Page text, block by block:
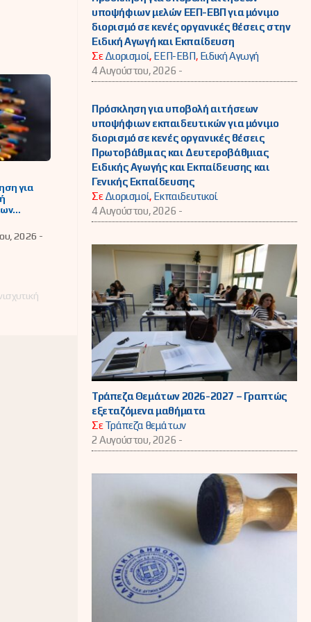
για
μονάδων
2026 -
υποψήφιων μελών ΕΕΠ-ΕΒΠ για μόνιμο
διορισμό σε κενές οργανικές θέσεις στην
Ειδική Αγωγή και Εκπαίδευση
ΣεΔιορισμοί, ΕΕΠ-ΕΒΠ, Ειδική Αγωγή
4 Αυγούστου, 2026 -
Πρόσκληση για υποβολή αιτήσεων
υποψήφιων εκπαιδευτικών για μόνιμο
διορισμό σε κενές οργανικές θέσεις
Πρωτοβάθμιας και Δευτεροβάθμιας
Ειδικής Αγωγής και Εκπαίδευσης και
Γενικής Εκπαίδευσης
ΣεΔιορισμοί, Εκπαιδευτικοί
4 Αυγούστου, 2026 -
Τράπεζα Θεμάτων 2026-2027 – Γραπτώς
εξεταζόμενα μαθήματα
ΣεΤράπεζα θεμάτων
2 Αυγούστου, 2026 -